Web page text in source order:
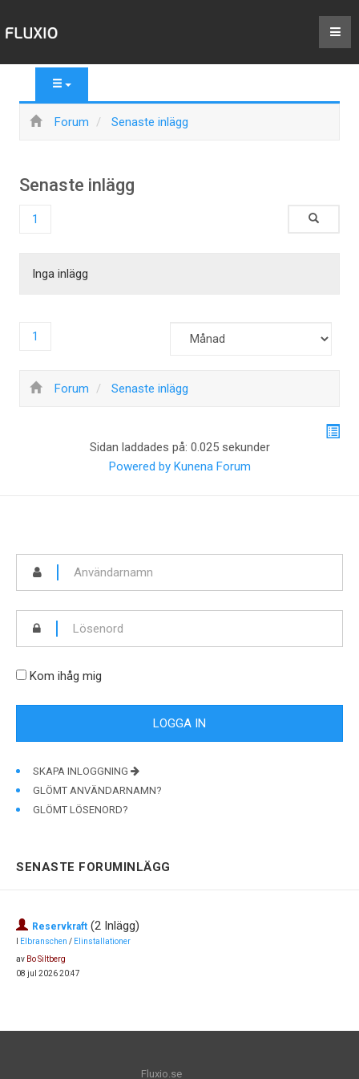
Forum Senaste inlägg
Senaste inlägg
1
Inga inlägg
1
Forum Senaste inlägg
Sidan laddades på: 0.025 sekunder
Powered by Kunena Forum
Kom ihåg mig
SKAPA INLOGGNING
GLÖMT ANVÄNDARNAMN?
GLÖMT LÖSENORD?
SENASTE FORUMINLÄGG
Reservkraft (2 Inlägg)
Elbranschen / Elinstallationer
av Bo Siltberg
08 jul 2026 20:47
Fluxio.se